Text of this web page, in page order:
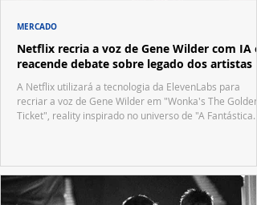
Netflix recria a voz de Gene Wilder com IA e
reacende debate sobre legado dos artistas
A Netflix utilizará a tecnologia da ElevenLabs para
recriar a voz de Gene Wilder em "Wonka's The Golden
Ticket", reality inspirado no universo de "A Fantástica
MERCADO